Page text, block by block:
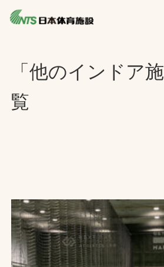
ニュース
プレスリリース
会社概要
採用情報
「他のインドア
覧